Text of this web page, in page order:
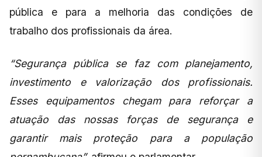
pública e para a melhoria das condições de
trabalho dos profissionais da área.
“Segurança pública se faz com planejamento,
investimento e valorização dos profissionais.
Esses equipamentos chegam para reforçar a
atuação das nossas forças de segurança e
garantir mais proteção para a população